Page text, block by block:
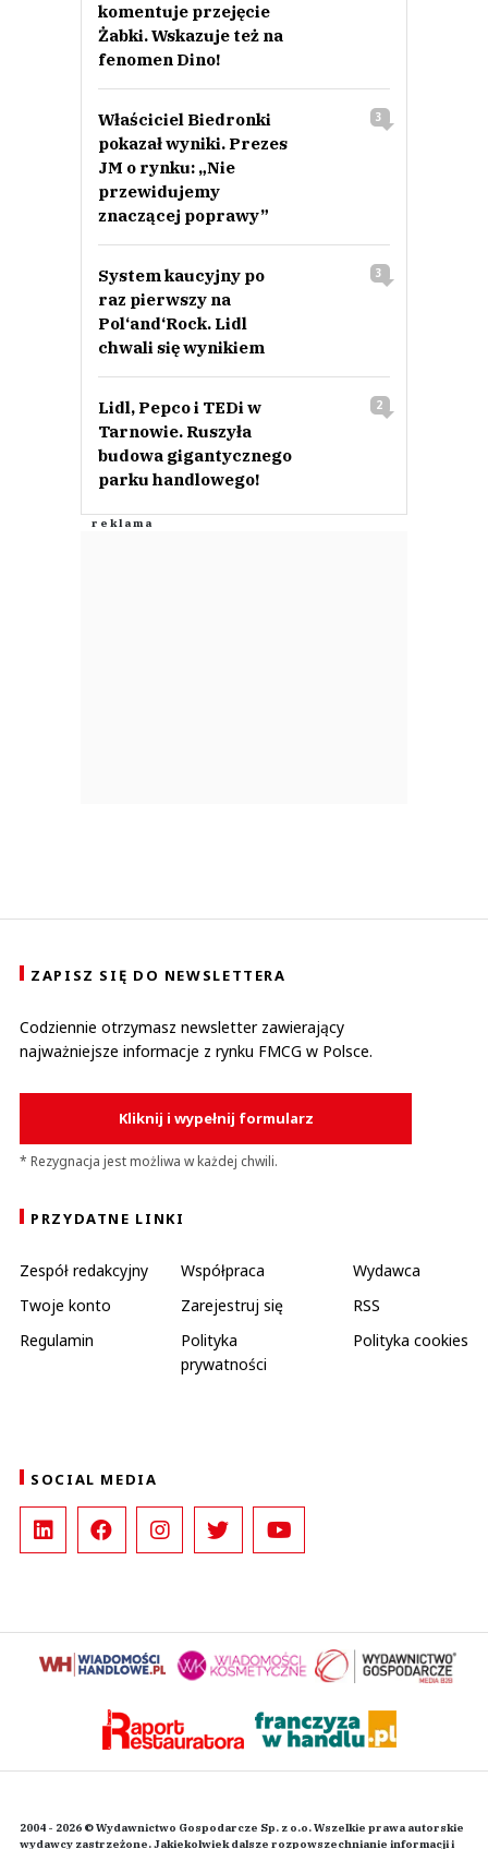
komentuje przejęcie
Żabki. Wskazuje też na
fenomen Dino!
Właściciel Biedronki
pokazał wyniki. Prezes
JM o rynku: „Nie
przewidujemy
znaczącej poprawy”
3
System kaucyjny po
raz pierwszy na
Pol‘and‘Rock. Lidl
chwali się wynikiem
3
Lidl, Pepco i TEDi w
Tarnowie. Ruszyła
budowa gigantycznego
parku handlowego!
2
ZAPISZ SIĘ DO NEWSLETTERA
Codziennie otrzymasz newsletter zawierający
najważniejsze informacje z rynku FMCG w Polsce.
Kliknij i wypełnij formularz
* Rezygnacja jest możliwa w każdej chwili.
PRZYDATNE LINKI
Zespół redakcyjny Współpraca
Wydawca
Twoje konto
Zarejestruj się
RSS
Regulamin
Polityka
prywatności
Polityka cookies
SOCIAL MEDIA
2004 - 2026 © Wydawnictwo Gospodarcze Sp. z o.o. Wszelkie prawa autorskie
wydawcy zastrzeżone. Jakiekolwiek dalsze rozpowszechnianie informacji i